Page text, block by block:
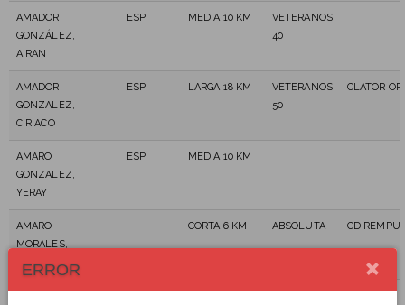
AMADOR
GONZÁLEZ,
AIRAN
ESP MEDIA 10 KM
VETERANOS
40
AMADOR
GONZALEZ,
CIRIACO
ESP LARGA 18 KM
VETERANOS
50
CLATOR
AMARO
GONZALEZ,
YERAY
ESP MEDIA 10 KM
AMARO
MORALES,
CHANITO
CORTA 6 KM ABSOLUTA CD
ERROR